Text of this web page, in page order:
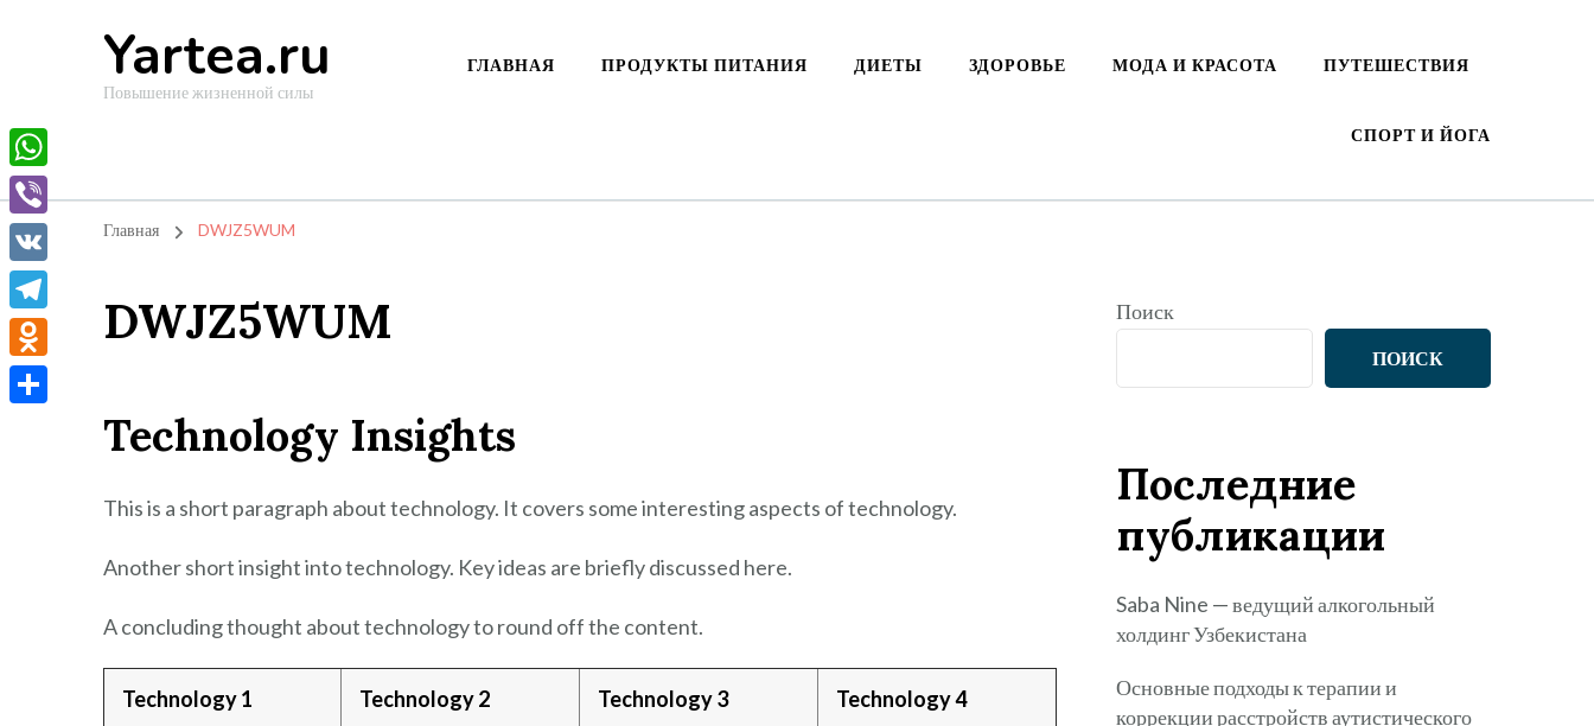
Yartea.ru
Повышение жизненной силы
ГЛАВНАЯ ПРОДУКТЫ ПИТАНИЯ ДИЕТЫ ЗДОРОВЬЕ МОДА И КРАСОТА ПУТЕШЕСТВИЯ
СПОРТ И ЙОГА
Главная DWJZ5WUM
DWJZ5WUM
Technology Insights
This is a short paragraph about technology. It covers some interesting aspects of technology.
Another short insight into technology. Key ideas are briefly discussed here.
A concluding thought about technology to round off the content.
Technology 1 Technology 2 Technology 3 Technology 4
Поиск
ПОИСК
Последние
публикации
Saba Nine — ведущий алкогольный
холдинг Узбекистана
Основные подходы к терапии и
коррекции расстройств аутистического
WhatsApp
Viber
VK
Telegram
Odnoklassniki
Отправить